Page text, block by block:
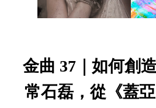
金曲 37｜如何創
常石磊，從《蓋